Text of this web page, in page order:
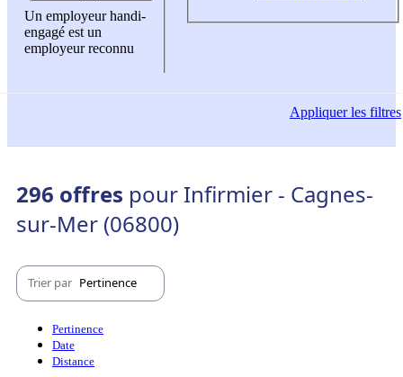
Un employeur handi-
engagé est un
employeur reconnu
Appliquerles filtres
296 offres pour Infirmier - Cagnes-
sur-Mer (06800)
Trier par Pertinence
Pertinence
Date
Distance